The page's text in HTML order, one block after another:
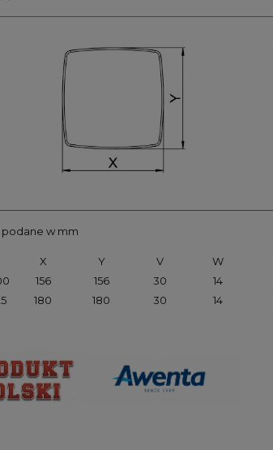
w mm
X Y V W
156 156 30 14
180 180 30 14